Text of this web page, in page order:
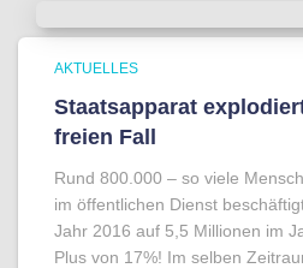
AKTUELLES
Staatsapparat
freien Fall
Rund 800.000 – so viele
im öffentlichen Dienst
Jahr 2016 auf 5,5 Millionen im
Plus von 17%! Im selben